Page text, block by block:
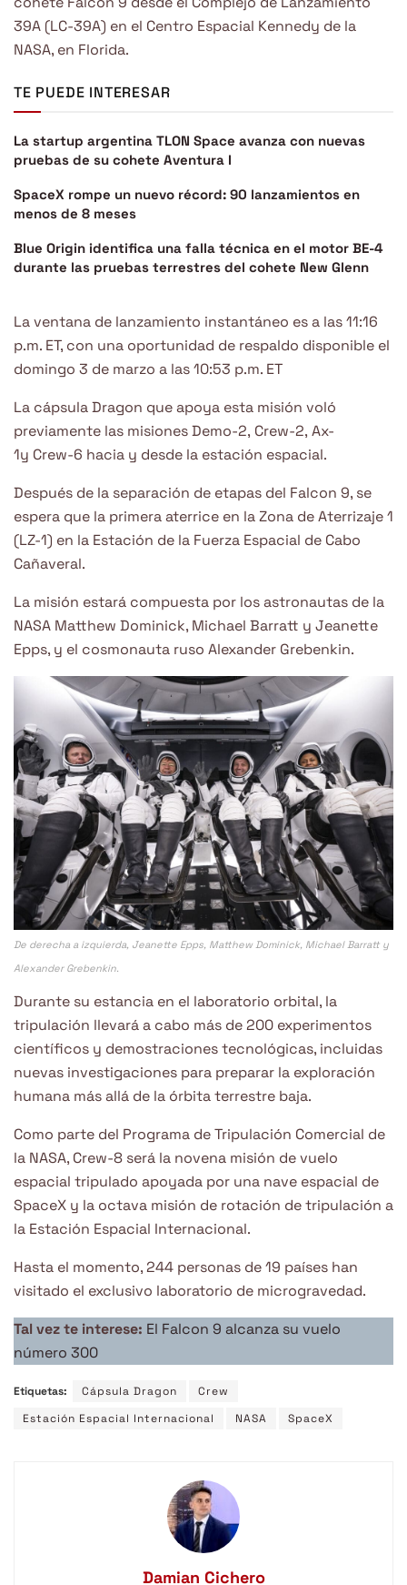
39A (LC-39A) en el Centro Espacial Kennedy de la
NASA, en Florida.
TE PUEDE INTERESAR
La startup argentina TLON Space avanza con nuevas
pruebas de su cohete Aventura I
SpaceX rompe un nuevo récord: 90 lanzamientos en
menos de 8 meses
Blue Origin identifica una falla técnica en el motor BE-4
durante las pruebas terrestres del cohete New Glenn
La ventana de lanzamiento instantáneo es a las 11:16
p.m. ET, con una oportunidad de respaldo disponible el
domingo 3 de marzo a las 10:53 p.m. ET
La cápsula Dragon que apoya esta misión voló
previamente las misiones Demo-2, Crew-2, Ax-
1y Crew-6 hacia y desde la estación espacial.
Después de la separación de etapas del Falcon 9, se
espera que la primera aterrice en la Zona de Aterrizaje 1
(LZ-1) en la Estación de la Fuerza Espacial de Cabo
Cañaveral.
La misión estará compuesta por los astronautas de la
NASA Matthew Dominick, Michael Barratt y Jeanette
Epps, y el cosmonauta ruso Alexander Grebenkin.
De derecha a izquierda, Jeanette Epps, Matthew Dominick, Michael Barratt y
Alexander Grebenkin.
Durante su estancia en el laboratorio orbital, la
tripulación llevará a cabo más de 200 experimentos
científicos y demostraciones tecnológicas, incluidas
nuevas investigaciones para preparar la exploración
humana más allá de la órbita terrestre baja.
Como parte del Programa de Tripulación Comercial de
la NASA, Crew-8 será la novena misión de vuelo
espacial tripulado apoyada por una nave espacial de
SpaceX y la octava misión de rotación de tripulación a
la Estación Espacial Internacional.
Hasta el momento, 244 personas de 19 países han
visitado el exclusivo laboratorio de microgravedad.
Tal vez te interese: El Falcon 9 alcanza su vuelo
número 300
Etiquetas: Cápsula Dragon
Crew
Estación Espacial Internacional
NASA SpaceX
Damian Cichero